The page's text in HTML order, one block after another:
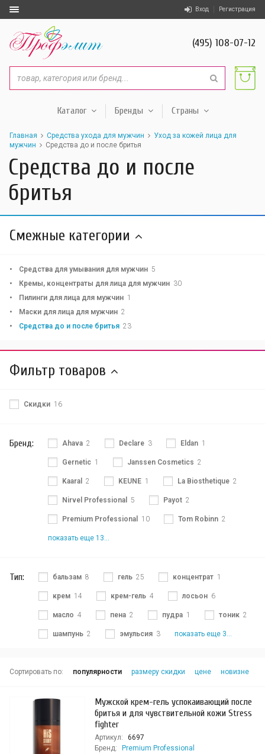
Вход Регистрация
(495) 108-07-12
Каталог Бренды Страны
Главная Средства ухода для мужчин
Уход за кожей лица для
мужчин
Средства до и после бритья
Средства до и после
бритья
Смежные категории
Средства для умывания для мужчин 5
Кремы, концентраты для лица для мужчин 30
Пилинги для лица для мужчин 1
Маски для лица для мужчин 2
Средства до и после бритья 23
Фильтр товаров
Скидки 16
Бренд: Ahava 2 Declare 3 Eldan 1
Gernetic 1 Janssen Cosmetics 2
Kaaral 2 KEUNE 1 La Biosthetique 2
Nirvel Professional 5 Payot 2
Premium Professional 10 Tom Robinn 2
показать еще 13...
Тип: бальзам 8 гель 25 концентрат 1
крем 14 крем-гель 4 лосьон 6
масло 4 пена 2 пудра 1 тоник 2
шампунь 2 эмульсия 3 показать еще 3...
Сортировать по: популярности размеру скидки цене новизне
Мужской крем-гель успокаивающий после
бритья и для чувствительной кожи Stress
fighter
Артикул:
6697
Бренд:
Premium Professional